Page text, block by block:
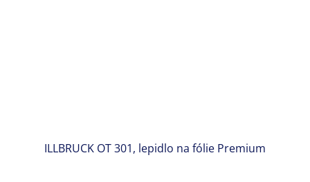
ILLBRUCK OT 301, lepidlo na fólie Premium